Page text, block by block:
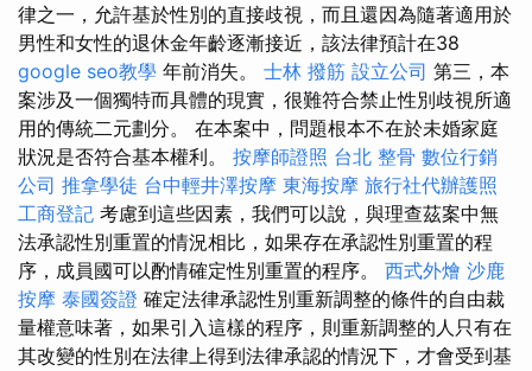
律之一，允許基於性別的直接歧視，而且還因為隨著適用於
男性和女性的退休金年齡逐漸接近，該法律預計在38
google seo教學 年前消失。 士林 撥筋 設立公司 第三，本
案涉及一個獨特而具體的現實，很難符合禁止性別歧視所適
用的傳統二元劃分。 在本案中，問題根本不在於未婚家庭
狀況是否符合基本權利。 按摩師證照 台北 整骨 數位行銷
公司 推拿學徒 台中輕井澤按摩 東海按摩 旅行社代辦護照
工商登記 考慮到這些因素，我們可以說，與理查茲案中無
法承認性別重置的情況相比，如果存在承認性別重置的程
序，成員國可以酌情確定性別重置的程序。 西式外燴 沙鹿
按摩 泰國簽證 確定法律承認性別重新調整的條件的自由裁
量權意味著，如果引入這樣的程序，則重新調整的人只有在
其改變的性別在法律上得到法律承認的情況下，才會受到基